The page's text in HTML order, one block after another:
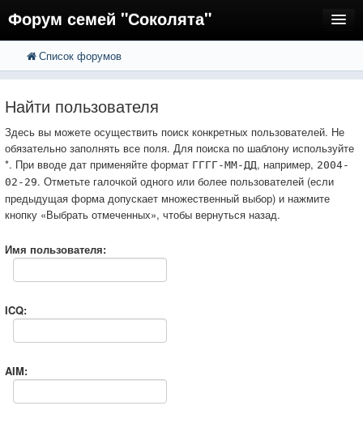
Форум семей "Соколята"
FAQ
Вход
Список форумов
Найти пользователя
Здесь вы можете осуществить поиск конкретных пользователей. Не
обязательно заполнять все поля. Для поиска по шаблону используйте
*. При вводе дат применяйте формат ГГГГ-ММ-ДД, например, 2004-
02-29. Отметьте галочкой одного или более пользователей (если
предыдущая форма допускает множественный выбор) и нажмите
кнопку «Выбрать отмеченных», чтобы вернуться назад.
Имя пользователя:
ICQ:
AIM: